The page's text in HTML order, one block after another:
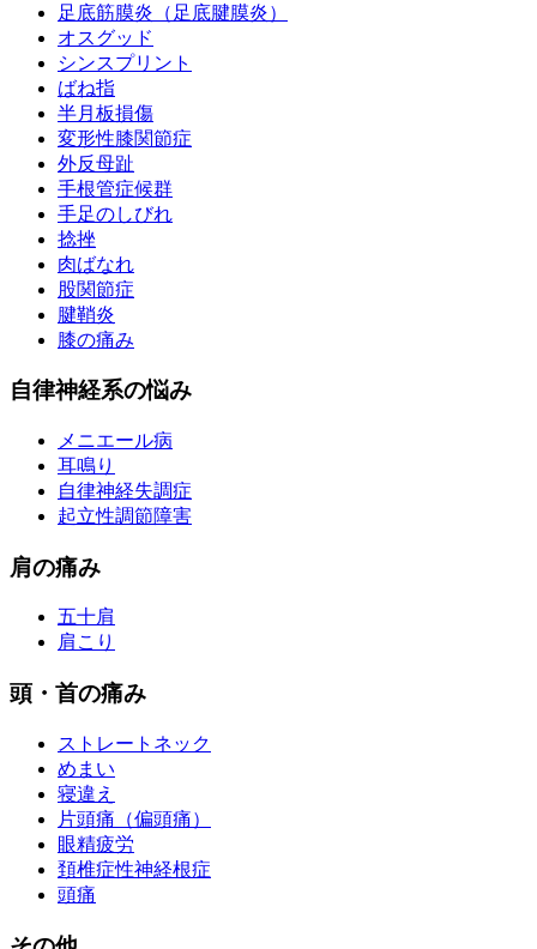
足底筋膜炎（足底腱膜炎）
オスグッド
シンスプリント
ばね指
半月板損傷
変形性膝関節症
外反母趾
手根管症候群
手足のしびれ
捻挫
肉ばなれ
股関節症
腱鞘炎
膝の痛み
自律神経系の悩み
メニエール病
耳鳴り
自律神経失調症
起立性調節障害
肩の痛み
五十肩
肩こり
頭・首の痛み
ストレートネック
めまい
寝違え
片頭痛（偏頭痛）
眼精疲労
頚椎症性神経根症
頭痛